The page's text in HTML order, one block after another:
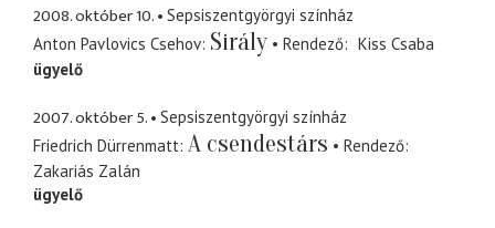
2008. október 10.
Sepsiszentgyörgyi színház
Anton Pavlovics Csehov Sirály Rendező
Kiss Csaba
ügyelő
2007. október 5.
Sepsiszentgyörgyi színház
Friedrich Dürrenmatt A csendestárs
Rendező
Zakariás Zalán
ügyelő